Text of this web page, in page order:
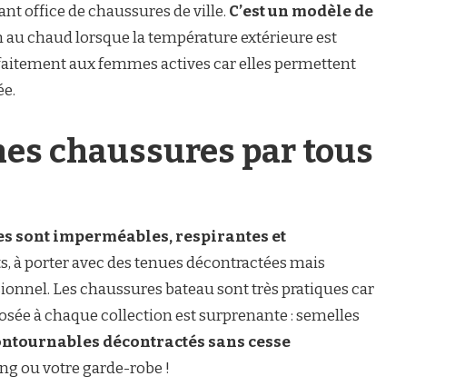
office de chaussures de ville. C’est un modèle de
au chaud lorsque la température extérieure est
aux femmes actives car elles permettent
chaussures par tous
sont imperméables, respirantes et
à porter avec des tenues décontractées mais
Les chaussures bateau sont très pratiques car
à chaque collection est surprenante : semelles
décontractés sans cesse
ou votre garde-robe !